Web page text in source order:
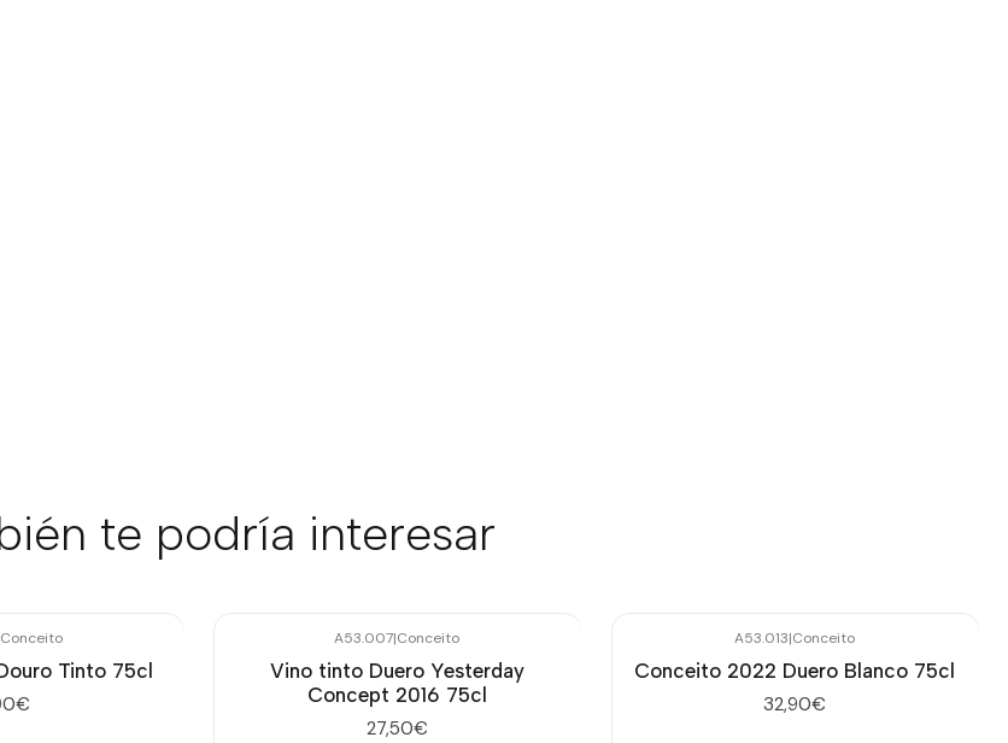
te podría interesar
Conceito
Tinto 75cl
A53.007|Conceito
Vino tinto Duero Yesterday
Concept 2016 75cl
27,50€
A53.013|Conceito
Conceito 2022 Duero Blanco 75cl
32,90€